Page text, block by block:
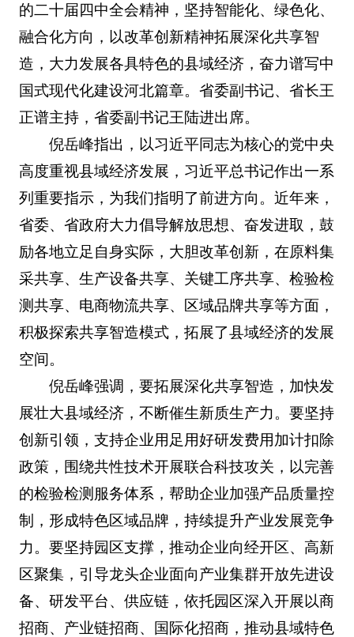
的二十届四中全会精神，坚持智能化、绿色化、
融合化方向，以改革创新精神拓展深化共享智
造，大力发展各具特色的县域经济，奋力谱写中
国式现代化建设河北篇章。省委副书记、省长王
正谱主持，省委副书记王陆进出席。
倪岳峰指出，以习近平同志为核心的党中央
高度重视县域经济发展，习近平总书记作出一系
列重要指示，为我们指明了前进方向。近年来，
省委、省政府大力倡导解放思想、奋发进取，鼓
励各地立足自身实际，大胆改革创新，在原料集
采共享、生产设备共享、关键工序共享、检验检
测共享、电商物流共享、区域品牌共享等方面，
积极探索共享智造模式，拓展了县域经济的发展
空间。
倪岳峰强调，要拓展深化共享智造，加快发
展壮大县域经济，不断催生新质生产力。要坚持
创新引领，支持企业用足用好研发费用加计扣除
政策，围绕共性技术开展联合科技攻关，以完善
的检验检测服务体系，帮助企业加强产品质量控
制，形成特色区域品牌，持续提升产业发展竞争
力。要坚持园区支撑，推动企业向经开区、高新
区聚集，引导龙头企业面向产业集群开放先进设
备、研发平台、供应链，依托园区深入开展以商
招商、产业链招商、国际化招商，推动县域特色